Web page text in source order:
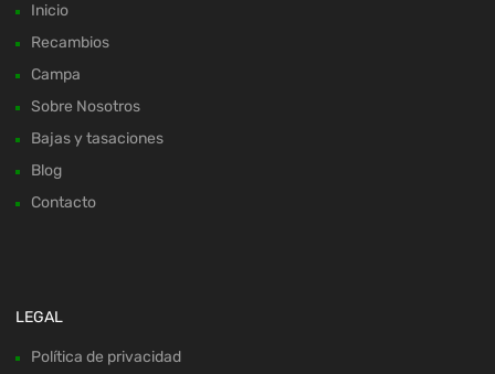
Inicio
Recambios
Campa
Sobre Nosotros
Bajas y tasaciones
Blog
Contacto
LEGAL
Política de privacidad